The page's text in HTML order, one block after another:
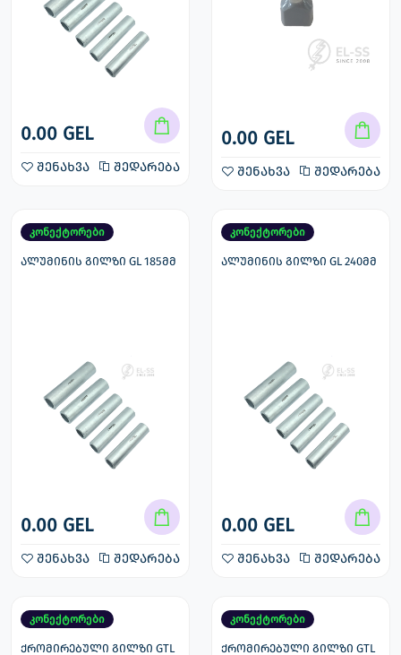
0.00 GEL
შენახვა შედარება
0.00 GEL
შენახვა შედარება
კონექტორები
ალუმინის გილზი GL 185მმ
0.00 GEL
შენახვა შედარება
კონექტორები
ალუმინის გილზი GL 240მმ
0.00 GEL
შენახვა შედარება
კონექტორები
ქრომირებული გილზი GTL
კონექტორები
ქრომირებული გილზი GTL